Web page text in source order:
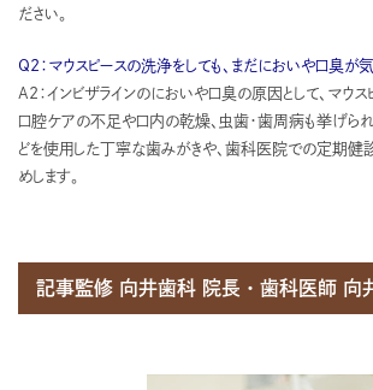
ださい。
Q2：マウスピースの洗浄をしても、まだにおいや口臭が気
A2：インビザラインのにおいや口臭の原因として、マウス
口腔ケアの不足や口内の乾燥、虫歯・歯周病も挙げられ
どを使用した丁寧な歯みがきや、歯科医院での定期健診
めします。
記事監修 向井⻭科 院⻑・⻭科医師 向